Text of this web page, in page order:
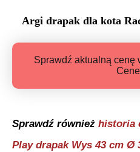
Argi drapak dla kota
Sprawdź aktualną cenę
Sprawdź również historia
Play drapak Wys 43 cm Ø